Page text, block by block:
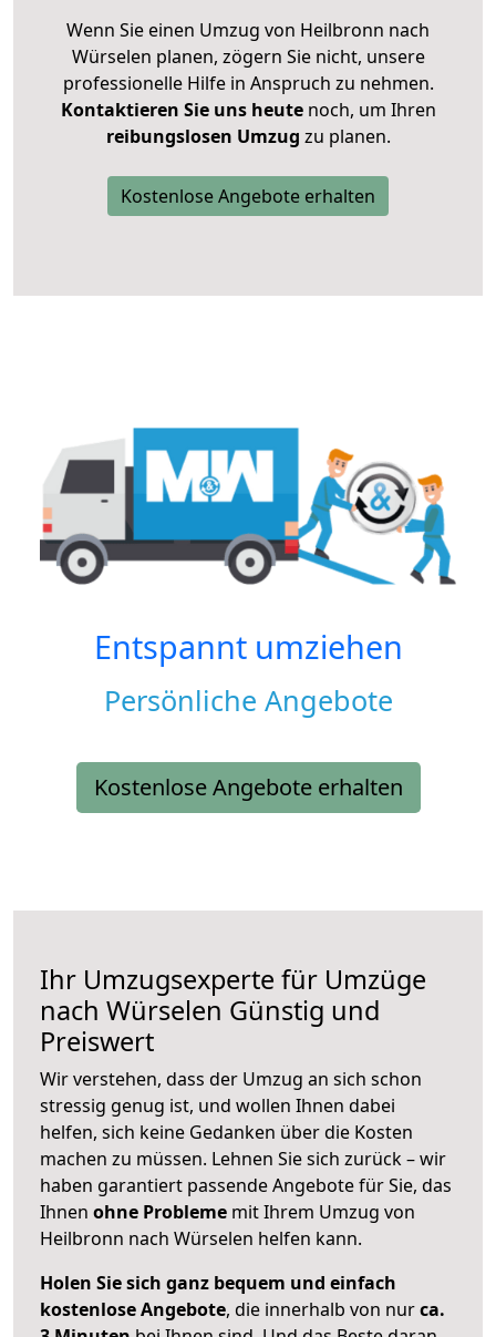
Wenn Sie einen Umzug von Heilbronn nach
Würselen planen, zögern Sie nicht, unsere
professionelle Hilfe in Anspruch zu nehmen.
Kontaktieren Sie uns heutenoch, um Ihren
reibungslosen Umzug zu planen.
Kostenlose Angebote erhalten
Entspannt umziehen
Persönliche Angebote
Kostenlose Angebote erhalten
Ihr Umzugsexperte für Umzüge
nach Würselen Günstig und
Preiswert
Wir verstehen, dass der Umzug an sich schon
stressig genug ist, und wollen Ihnen dabei
helfen, sich keine Gedanken über die Kosten
machen zu müssen. Lehnen Sie sich zurück – wir
haben garantiert passende Angebote für Sie, das
Ihnen ohne Probleme mit Ihrem Umzug von
Heilbronn nach Würselen helfen kann.
Holen Sie sich ganz bequem und einfach
kostenlose Angebote, die innerhalb von nurca.